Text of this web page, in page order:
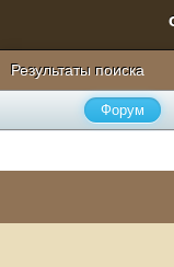
Результаты поиска
Форум